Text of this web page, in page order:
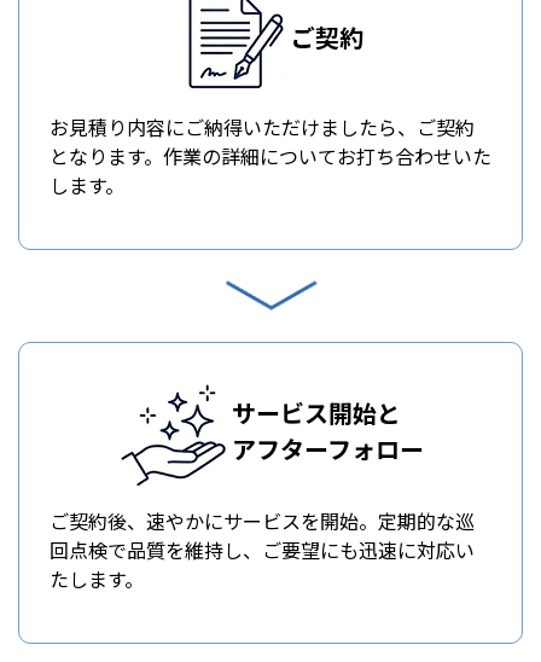
ご契約
お見積り内容にご納得いただけましたら、ご契約
となります。作業の詳細についてお打ち合わせいた
します。
サービス開始と
アフターフォロー
ご契約後、速やかにサービスを開始。定期的な巡
回点検で品質を維持し、ご要望にも迅速に対応い
たします。